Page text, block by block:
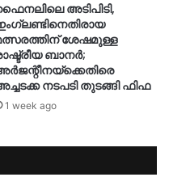
അടിപിടി,
ശേഷമുള്ള
ബാനര്‍;
നടപടി തുടങ്ങി ഫിഫ
1 week ago